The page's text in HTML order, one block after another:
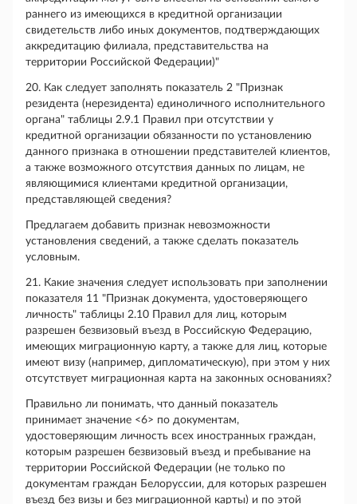
раннего из имеющихся в кредитной организации
свидетельств либо иных документов, подтверждающих
аккредитацию филиала, представительства на
территории Российской Федерации)"
20. Как следует заполнять показатель 2 "Признак
резидента (нерезидента) единоличного исполнительного
органа" таблицы 2.9.1 Правил при отсутствии у
кредитной организации обязанности по установлению
данного признака в отношении представителей клиентов,
а также возможного отсутствия данных по лицам, не
являющимися клиентами кредитной организации,
представляющей сведения?
Предлагаем добавить признак невозможности
установления сведений, а также сделать показатель
условным.
21. Какие значения следует использовать при заполнении
показателя 11 "Признак документа, удостоверяющего
личность" таблицы 2.10 Правил для лиц, которым
разрешен безвизовый въезд в Российскую Федерацию,
имеющих миграционную карту, а также для лиц, которые
имеют визу (например, дипломатическую), при этом у них
отсутствует миграционная карта на законных основаниях?
Правильно ли понимать, что данный показатель
принимает значение <6> по документам,
удостоверяющим личность всех иностранных граждан,
которым разрешен безвизовый въезд и пребывание на
территории Российской Федерации (не только по
документам граждан Белоруссии, для которых разрешен
въезд без визы и без миграционной карты) и по этой